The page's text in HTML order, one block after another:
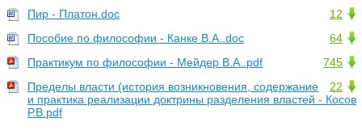
12
Пир - Платон.doc
64
Пособие по философии - Канке В.А..doc
745
Практикум по философии - Мейдер В.А..pdf
22
Пределы власти (история возникновения, содержание
и практика реализации доктрины разделения властей - Косов
Р.В.pdf